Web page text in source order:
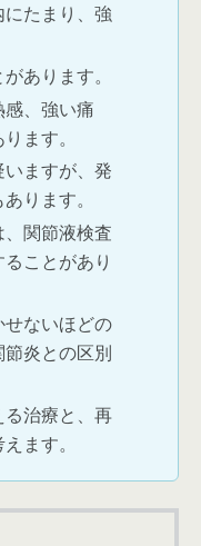
たまり、強
あります。
、強い痛
ます。
ますが、発
ります。
関節液検査
ことがあり
ないほどの
炎との区別
治療と、再
ます。